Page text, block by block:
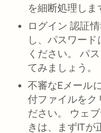
を細断処理しま
ログイン 認証
し、パスワー
ください。 パ
てみましょう。
不審なEメール
付ファイルをク
ださい。 ウェ
きは、まずITが